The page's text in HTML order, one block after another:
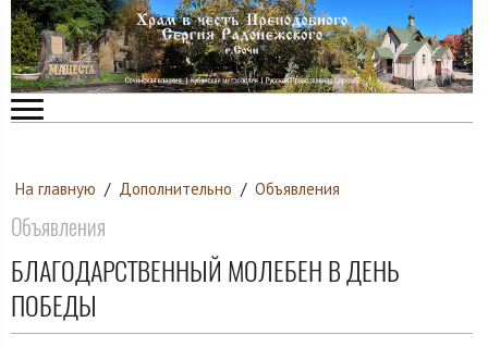
На главную / Дополнительно / Объявления
Объявления
БЛАГОДАРСТВЕННЫЙ МОЛЕБЕН В ДЕНЬ
ПОБЕДЫ